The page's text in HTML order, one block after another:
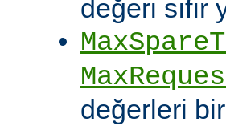
değeri sıfır
değerleri